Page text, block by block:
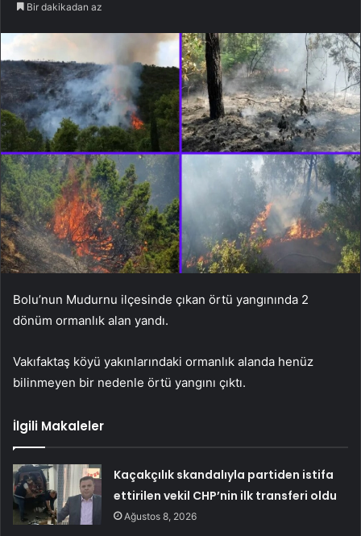
Bir dakikadan az
Bolu’nun Mudurnu ilçesinde çıkan örtü yangınında 2
dönüm ormanlık alan yandı.
Vakıfaktaş köyü yakınlarındaki ormanlık alanda henüz
bilinmeyen bir nedenle örtü yangını çıktı.
İlgili Makaleler
Kaçakçılık skandalıyla partiden istifa
ettirilen vekil CHP’nin ilk transferi oldu
Ağustos 8, 2026